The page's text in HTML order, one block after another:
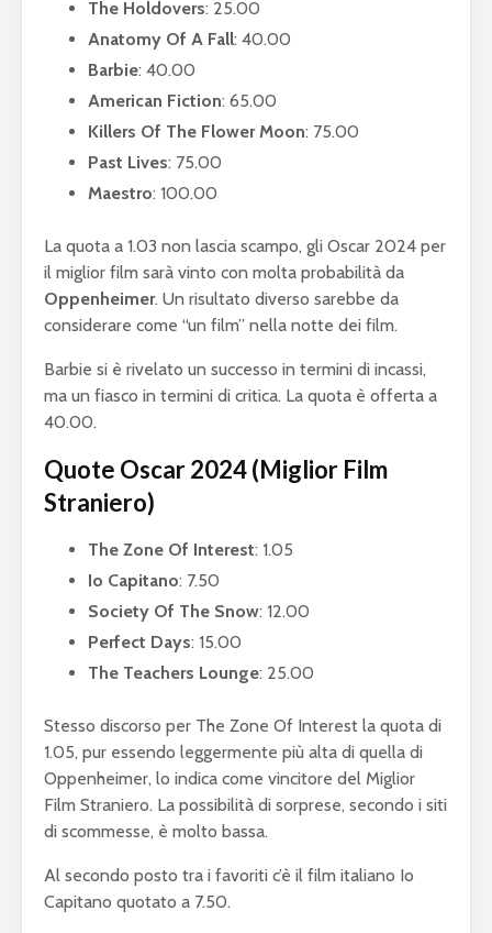
The Holdovers: 25.00
Anatomy Of A Fall: 40.00
Barbie: 40.00
American Fiction: 65.00
Killers Of The Flower Moon: 75.00
Past Lives: 75.00
Maestro: 100.00
La quota a 1.03 non lascia scampo, gli Oscar 2024 per
il miglior film sarà vinto con molta probabilità da
Oppenheimer. Un risultato diverso sarebbe da
considerare come “un film” nella notte dei film.
Barbie si è rivelato un successo in termini di incassi,
ma un fiasco in termini di critica. La quota è offerta a
40.00.
Quote Oscar 2024 (Miglior Film
Straniero)
The Zone Of Interest: 1.05
Io Capitano: 7.50
Society Of The Snow: 12.00
Perfect Days: 15.00
The Teachers Lounge: 25.00
Stesso discorso per The Zone Of Interest la quota di
1.05, pur essendo leggermente più alta di quella di
Oppenheimer, lo indica come vincitore del Miglior
Film Straniero. La possibilità di sorprese, secondo i siti
di scommesse, è molto bassa.
Al secondo posto tra i favoriti c’è il film italiano Io
Capitano quotato a 7.50.